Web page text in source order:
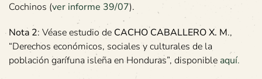
Cochinos (ver informe 39/07).
Nota 2: Véase estudio de CACHO CABALLERO X. M.,
“Derechos económicos, sociales y culturales de la
población garífuna isleña en Honduras”, disponible aquí.